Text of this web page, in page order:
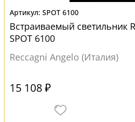
SPOT 6100
Встраиваемый светильник
SPOT 6100
Reccagni Angelo (Италия)
15 108 ₽